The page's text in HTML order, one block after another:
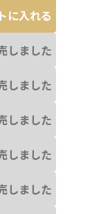
に入れる
しました
しました
しました
しました
しました